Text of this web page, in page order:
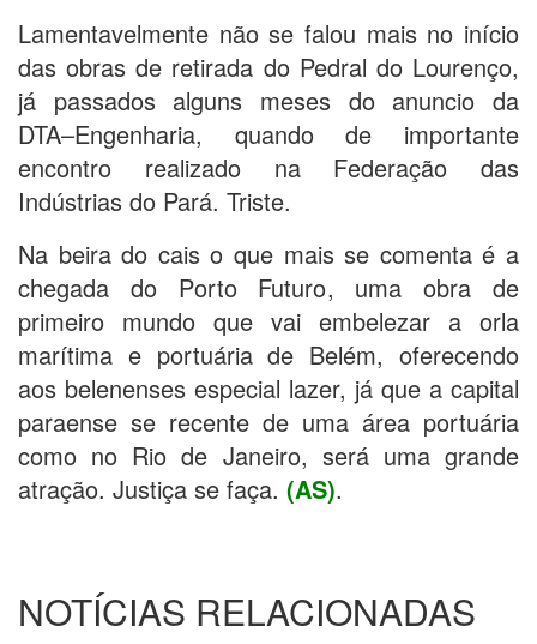
Lamentavelmente não se falou mais no início
das obras de retirada do Pedral do Lourenço,
já passados alguns meses do anuncio da
DTA–Engenharia, quando de importante
encontro realizado na Federação das
Indústrias do Pará. Triste.
Na beira do cais o que mais se comenta é a
chegada do Porto Futuro, uma obra de
primeiro mundo que vai embelezar a orla
marítima e portuária de Belém, oferecendo
aos belenenses especial lazer, já que a capital
paraense se recente de uma área portuária
como no Rio de Janeiro, será uma grande
atração. Justiça se faça. (AS).
NOTÍCIAS RELACIONADAS